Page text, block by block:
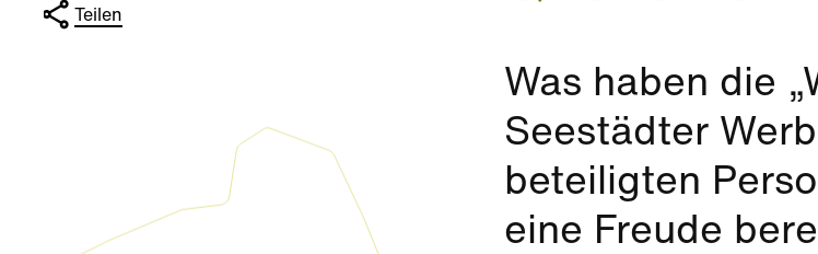
Teilen
Was haben die
Seestädter
beteiligten
eine Freude